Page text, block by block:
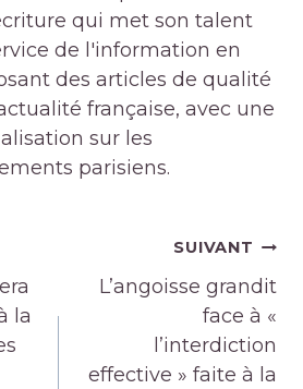
qui met son talent
de l'information en
des articles de qualité
française, avec une
sur les
parisiens.
la
SUIVANT
L’angoisse grandit
face à «
l’interdiction
effective » faite à la